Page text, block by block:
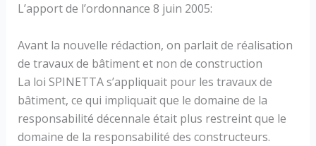
L’apport de l’ordonnance 8 juin 2005:
Avant la nouvelle rédaction, on parlait de réalisation
de travaux de bâtiment et non de construction
La loi SPINETTA s’appliquait pour les travaux de
bâtiment, ce qui impliquait que le domaine de la
responsabilité décennale était plus restreint que le
domaine de la responsabilité des constructeurs.